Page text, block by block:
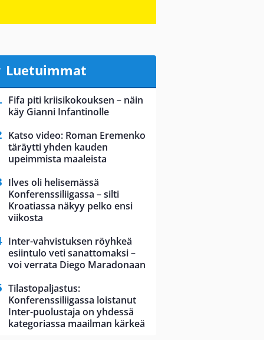
Luetuimmat
Fifa piti kriisikokouksen – näin
käy Gianni Infantinolle
Katso video: Roman Eremenko
täräytti yhden kauden
upeimmista maaleista
Ilves oli helisemässä
Konferenssiliigassa – silti
Kroatiassa näkyy pelko ensi
viikosta
Inter-vahvistuksen röyhkeä
esiintulo veti sanattomaksi –
voi verrata Diego Maradonaan
Tilastopaljastus:
Konferenssiliigassa loistanut
Inter-puolustaja on yhdessä
kategoriassa maailman kärkeä